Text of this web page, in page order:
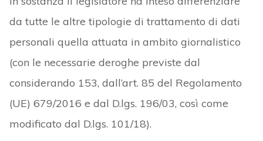
da tutte le altre tipologie di trattamento di dati
personali quella attuata in ambito giornalistico
(con le necessarie deroghe previste dal
considerando 153, dall’art. 85 del Regolamento
(UE) 679/2016 e dal D.lgs. 196/03, così come
modificato dal D.lgs. 101/18).